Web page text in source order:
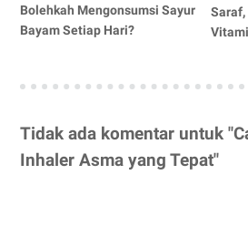
Bolehkah Mengonsumsi Sayur
Bayam Setiap Hari?
Tidak ada komentar untuk
Inhaler Asma yang Tepat"